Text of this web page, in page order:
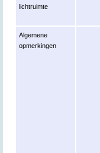
lichtruimte
Algemene
opmerkingen